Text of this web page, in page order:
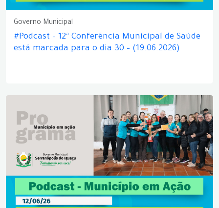
Governo Municipal
#Podcast – 12ª Conferência Municipal de Saúde
está marcada para o dia 30 – (19.06.2026)